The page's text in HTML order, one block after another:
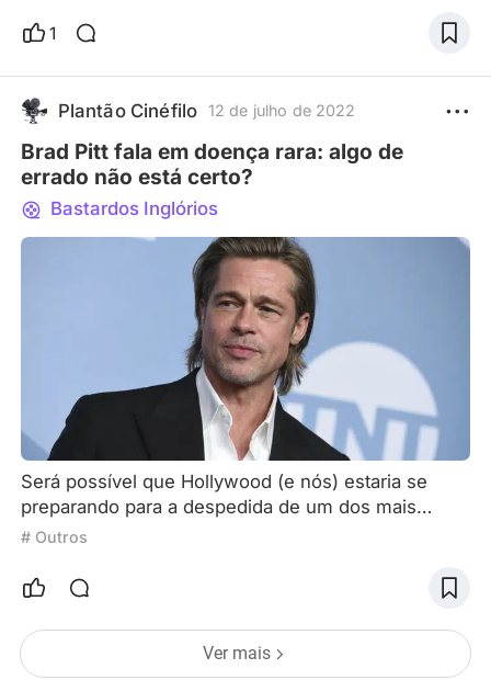
estranhar as mudanças significativas feitas pelo
por uma extensa cirurgia plástica, restando apenas
o nome e a premissa central. Originalmente, foi
apenas um conto q
1
Plantão Cinéfilo 12 de julho de 2022
Brad Pitt fala em doença rara: algo de
errado não está certo?
Bastardos Inglórios
Será possível que Hollywood (e nós) estaria se
preparando para a despedida de um dos mais
inegáveis ícones dessa geração? Recentemente,
sobre uma situação com a qual vem lidando há um
problemas. Aparentemente, as pessoas o acusam
de ‘estrelismo’ à torto e à direito por não
# Outros
Ver mais